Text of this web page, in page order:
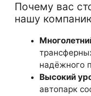
Почему вас
нашу
надёжного
Высокий
автопарк